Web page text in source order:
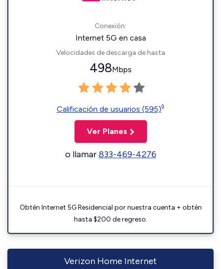
Conexión:
Internet 5G en casa
Velocidades de descarga de hasta
498Mbps
Calificación de usuarios (595)◊
Ver Planes
o llamar833-469-4276
Obtén Internet 5G Residencial por nuestra cuenta + obtén
hasta $200 de regreso.
Verizon Home Internet